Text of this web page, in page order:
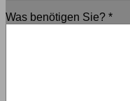
Was benötigen Sie? *